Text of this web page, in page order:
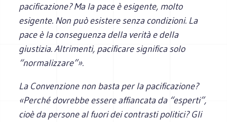
pacificazione? Ma la pace è esigente, molto
esigente. Non può esistere senza condizioni. La
pace è la conseguenza della verità e della
giustizia. Altrimenti, pacificare significa solo
“normalizzare”».
La Convenzione non basta per la pacificazione?
«Perché dovrebbe essere affiancata da “esperti”,
cioè da persone al fuori dei contrasti politici? Gli